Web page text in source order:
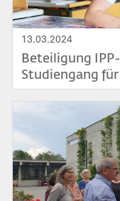
13.03.2024
Beteiligung
Studiengang
Kindergarten/